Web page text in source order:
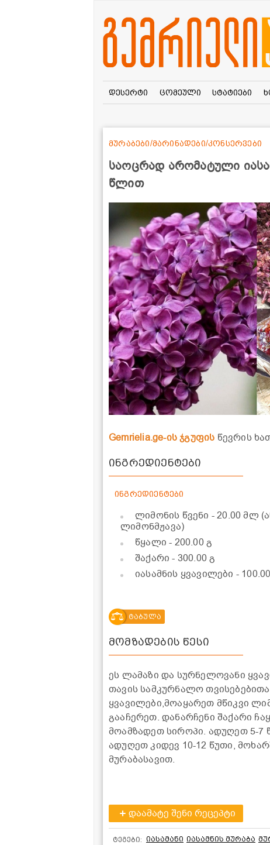
დესერტი ცომეული სტატიები
საოცრად არომატული
წლით
მურაბები/მარინადები/კონსერვები
Gemrielia.ge-ის ჯგუფის წევრის
ინგრედიენტები
ინგრედიენტები
ლიმონის წვენი - 20.00 მლ
ლიმონმჟავა)
წყალი- 200.00 გ
შაქარი- 300.00 გ
იასამნის ყვავილები -
ტაბულა
მომზადების წესი
ეს ლამაზი და სურნელოვანი
თავის სამკურნალო
ყვავილები,მოაყარეთ მწიკვი
გააჩერეთ. დანარჩენი შაქარი
მოამზადეთ სიროპი. ადუღეთ 5-7
ადუღეთ კიდევ 10-12 წუთი,
მურაბასავით.
დაამატე შენი რეცეპტი
ტეგები: იასამანი იასამნის მურაბა